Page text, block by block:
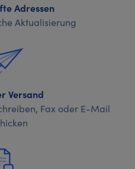
Adressen
Aktualisierung
Versand
Fax oder E-Mail